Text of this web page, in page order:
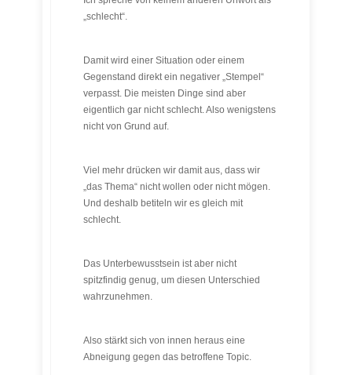
„schlecht“.
Damit wird einer Situation oder einem
Gegenstand direkt ein negativer „Stempel“
verpasst. Die meisten Dinge sind aber
eigentlich gar nicht schlecht. Also wenigstens
nicht von Grund auf.
Viel mehr drücken wir damit aus, dass wir
„das Thema“ nicht wollen oder nicht mögen.
Und deshalb betiteln wir es gleich mit
schlecht.
Das Unterbewusstsein ist aber nicht
spitzfindig genug, um diesen Unterschied
wahrzunehmen.
Also stärkt sich von innen heraus eine
Abneigung gegen das betroffene Topic.